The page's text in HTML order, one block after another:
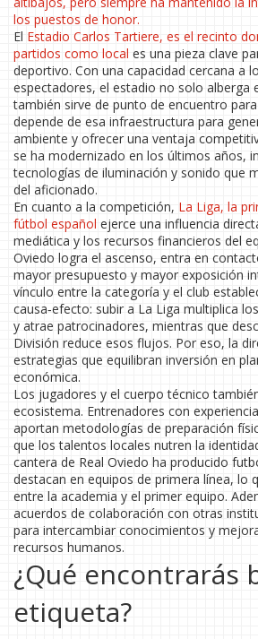
los puestos de honor.
El Estadio Carlos Tartiere, es el recinto
partidos como local es una pieza clave
deportivo. Con una capacidad cercana a
espectadores, el estadio no solo alberga
también sirve de punto de encuentro
depende de esa infraestructura para
ambiente y ofrecer una ventaja
se ha modernizado en los últimos años,
tecnologías de iluminación y sonido que
del aficionado.
En cuanto a la competición, La Liga, la
fútbol español ejerce una influencia
mediática y los recursos financieros del
Oviedo logra el ascenso, entra en
mayor presupuesto y mayor exposición
vínculo entre la categoría y el club
causa‑efecto: subir a La Liga multiplica
y atrae patrocinadores, mientras que
División reduce esos flujos. Por eso, la
estrategias que equilibran inversión en
económica.
Los jugadores y el cuerpo técnico
ecosistema. Entrenadores con
aportan metodologías de preparación
que los talentos locales nutren la
cantera de Real Oviedo ha producido
destacan en equipos de primera línea, lo
entre la academia y el primer equipo.
acuerdos de colaboración con otras
para intercambiar conocimientos y
recursos humanos.
¿Qué encontrarás
etiqueta?